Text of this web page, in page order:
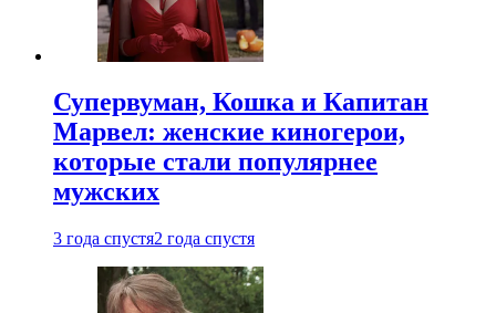
Супервуман, Кошка и Капитан
Марвел: женские киногерои,
которые стали популярнее
мужских
3 года спустя2 года спустя